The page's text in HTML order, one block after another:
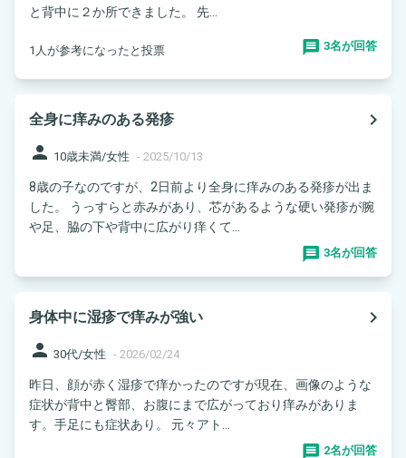
と背中に２か所できました。 先...
1人が参考になったと投票 3名が回答
全身に痒みのある発疹
navigate_next
person 10歳未満/女性 - 2025/10/13
8歳の子なのですが、2日前より全身に痒みのある発疹が出ま
した。 うっすらと赤みがあり、芯があるような硬い発疹が腕
や足、脇の下や背中に広がり痒くて...
3名が回答
身体中に湿疹で痒みが強い
navigate_next
person 30代/女性 - 2026/02/24
昨日、顔が赤く湿疹で痒かったのですが現在、画像のような
症状が背中と臀部、お腹にまで広がっており痒みがありま
す。手足にも症状あり。 元々アト...
2名が回答